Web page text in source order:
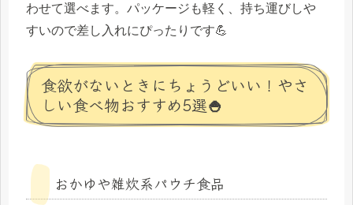
わせて選べます。パッケージも軽く、持ち運びしや
すいので差し入れにぴったりです💪
食欲がないときにちょうどいい！やさ
しい食べ物おすすめ5選🍚
おかゆや雑炊系パウチ食品